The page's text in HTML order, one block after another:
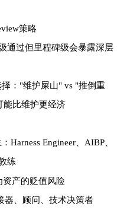
策略
通过但里程碑级会暴露深层
："维护屎山" vs "推倒重
能比维护更经济
Harness Engineer、 AIBP
练
资产的贬值风险
、顾问、技术决策者